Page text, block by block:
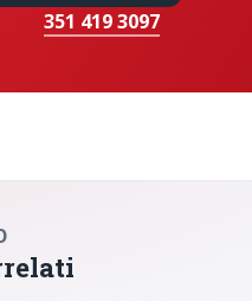
351 419 3097